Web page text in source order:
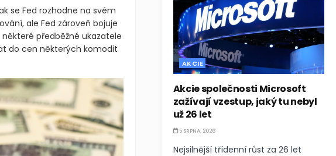
se Fed rozhodne na svém
ale Fed zároveň bojuje
předběžné ukazatele
do cen některých komodit
AKCIE
Akcie společnosti Microsoft
zažívají vzestup, jaký tu nebyl
už 26 let
5 SRPNA, 2026
Nejsilnější třídenní růst za 26 let